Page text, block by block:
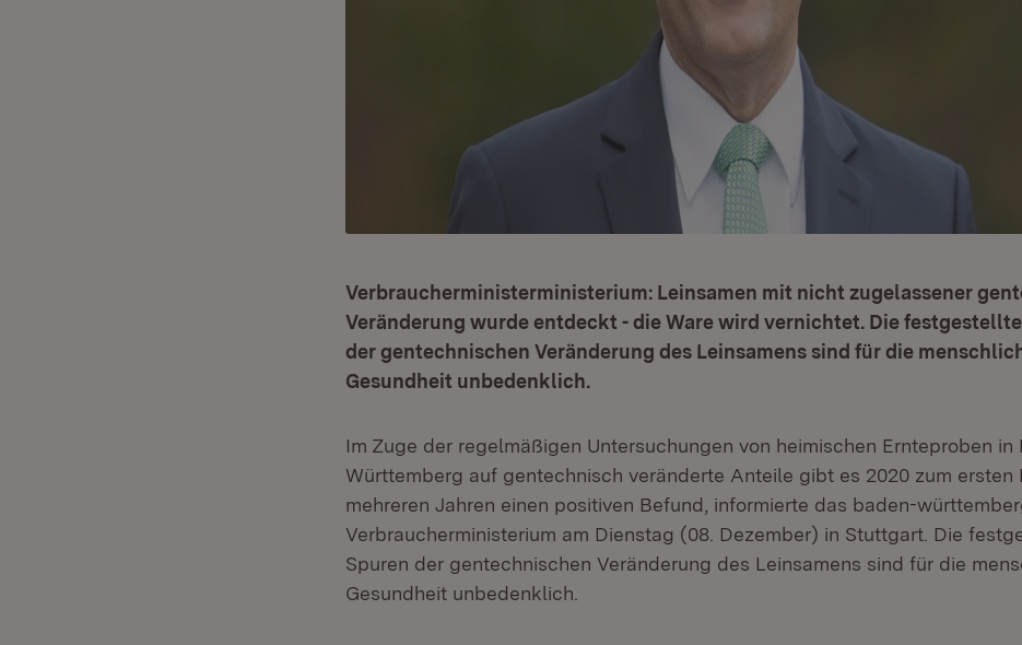
Verbraucherministerministerium: Leinsamen mit nicht zugelassener
Veränderung wurde entdeckt - die Ware wird vernichtet. Die
der gentechnischen Veränderung des Leinsamens sind für die
Gesundheit unbedenklich.
Im Zuge der regelmäßigen Untersuchungen von heimischen Ernteproben in
Württemberg auf gentechnisch veränderte Anteile gibt es 2020 zum ersten
mehreren Jahren einen positiven Befund, informierte das baden-
Verbraucherministerium am Dienstag (08. Dezember) in Stuttgart. Die
Spuren der gentechnischen Veränderung des Leinsamens sind für die
Gesundheit unbedenklich.